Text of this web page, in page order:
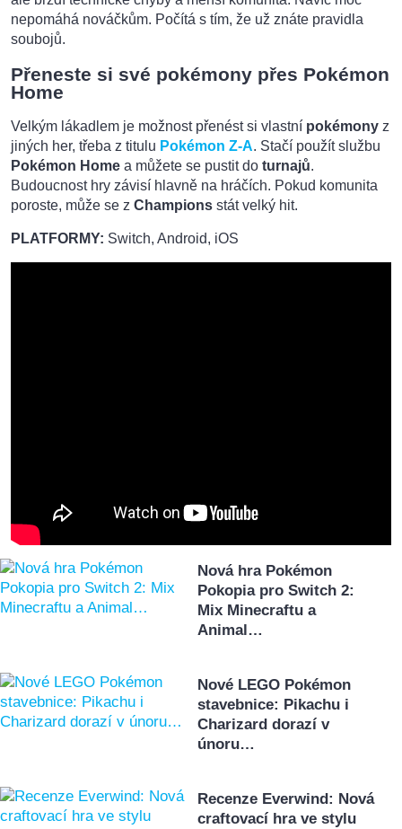
nepomáhá nováčkům. Počítá s tím, že už znáte pravidla
soubojů.
Přeneste si své pokémony přes Pokémon
Home
Velkým lákadlem je možnost přenést si vlastní pokémony z
jiných her, třeba z titulu Pokémon Z-A. Stačí použít službu
Pokémon Home a můžete se pustit do turnajů.
Budoucnost hry závisí hlavně na hráčích. Pokud komunita
poroste, může se z Champions stát velký hit.
PLATFORMY: Switch, Android, iOS
Nová hra Pokémon
Pokopia pro Switch 2:
Mix Minecraftu a
Animal…
Nové LEGO Pokémon
stavebnice: Pikachu i
Charizard dorazí v
únoru…
Recenze Everwind: Nová
craftovací hra ve stylu